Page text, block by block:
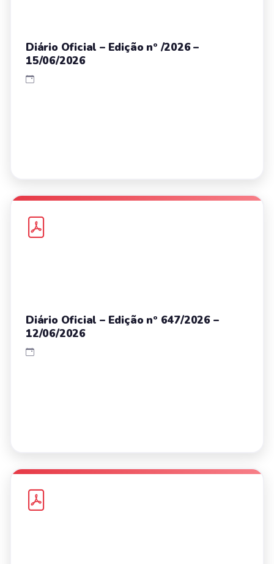
Diário Oficial – Edição nº /2026 –
15/06/2026
Diário Oficial – Edição nº 647/2026 –
12/06/2026